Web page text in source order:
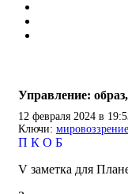
Управление:
12 февраля 2024 в
Ключи: мировоззрение
П К О Б
V заметка для